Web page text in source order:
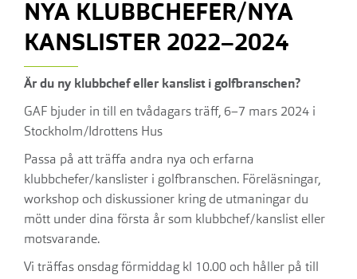
NYA KLUBBCHEFER/NYA
KANSLISTER 2022–2024
Är du ny klubbchef eller kanslist i golfbranschen?
GAF bjuder in till en tvådagars träff, 6–7 mars 2024 i
Stockholm/Idrottens Hus
Passa på att träffa andra nya och erfarna
klubbchefer/kanslister i golfbranschen. Föreläsningar,
workshop och diskussioner kring de utmaningar du
mött under dina första år som klubbchef/kanslist eller
motsvarande.
Vi träffas onsdag förmiddag kl 10.00 och håller på till